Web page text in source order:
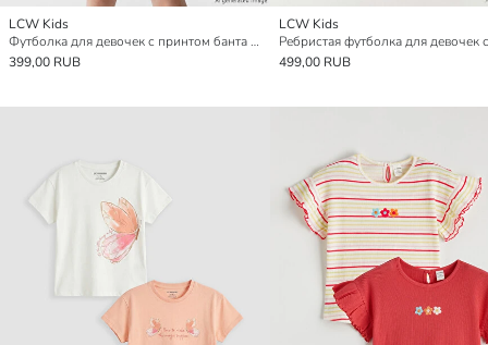
LCW Kids
Футболка для девочек с принтом банта и стразами
399,00 RUB
LCW Kids
499,00 RUB